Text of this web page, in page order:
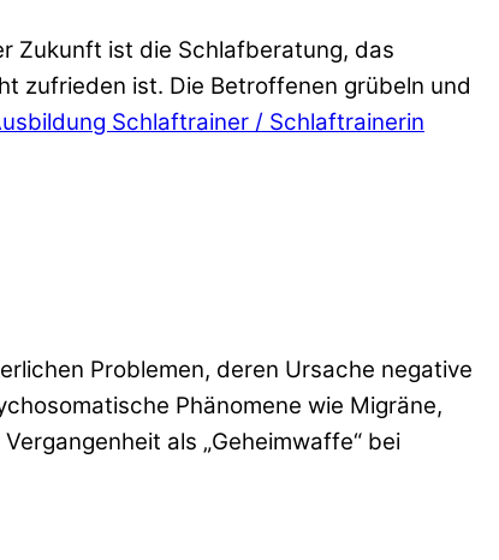
Zukunft ist die Schlafberatung, das
zufrieden ist. Die Betroffenen grübeln und
Schlaftrainer / Schlaftrainerin
Problemen, deren Ursache negative
Phänomene wie Migräne,
als „Geheimwaffe“ bei